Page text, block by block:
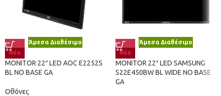
Άμεσα Διαθέσιμο
Νέο
MONITOR 22″ LED AOC E2252S
BL NO BASE GA
Οθόνες
Άμεσα Διαθέσιμο
Νέο
MONITOR 22″ LED SAMSUNG
S22E450BW BL WIDE NO BASE
GA